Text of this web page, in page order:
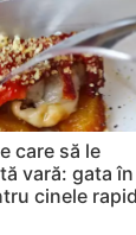
care să le
vară: gata în
cinele